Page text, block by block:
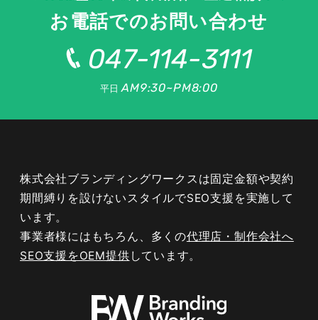
お電話でのお問い合わせ
047-114-3111
平日AM9:30~PM8:00
株式会社ブランディングワークスは固定金額や契約
期間縛りを設けないスタイルでSEO支援を実施して
います。
事業者様にはもちろん、多くの代理店・制作会社へ
SEO支援をOEM提供 しています。